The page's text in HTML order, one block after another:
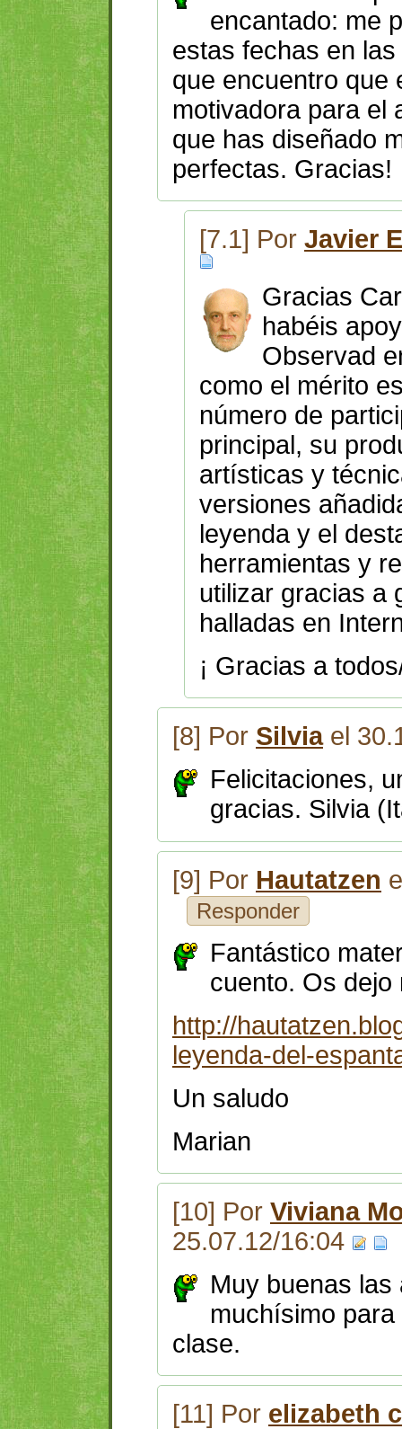
encantado: me
estas fechas en
que encuentro que
motivadora para el
que has diseñado
perfectas. Gracias!
[7.1] Por Javier
Gracias
habéis
Observad
como el mérito
número de
principal, su
artísticas y
versiones
leyenda y el
herramientas y
utilizar gracias a
halladas en
¡ Gracias a
[8] Por Silviael
Felicitaciones,
gracias. Silvia
[9] Por Hautatzen
Responder
Fantástico
cuento. Os dejo
http://
leyenda-del-
Un saludo
Marian
[10] Por Viviana
25.07.12/16:04
Muy buenas
muchísimo
clase.
[11] Por elizabeth